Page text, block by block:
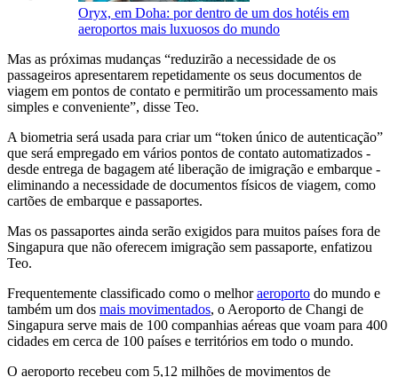
Oryx, em Doha: por dentro de um dos hotéis em
aeroportos mais luxuosos do mundo
Mas as próximas mudanças “reduzirão a necessidade de os
passageiros apresentarem repetidamente os seus documentos de
viagem em pontos de contato e permitirão um processamento mais
simples e conveniente”, disse Teo.
A biometria será usada para criar um “token único de autenticação”
que será empregado em vários pontos de contato automatizados -
desde entrega de bagagem até liberação de imigração e embarque -
eliminando a necessidade de documentos físicos de viagem, como
cartões de embarque e passaportes.
Mas os passaportes ainda serão exigidos para muitos países fora de
Singapura que não oferecem imigração sem passaporte, enfatizou
Teo.
Frequentemente classificado como o melhoraeroporto do mundo e
também um dos mais movimentados, o Aeroporto de Changi de
Singapura serve mais de 100 companhias aéreas que voam para 400
cidades em cerca de 100 países e territórios em todo o mundo.
O aeroporto recebeu com 5,12 milhões de movimentos de